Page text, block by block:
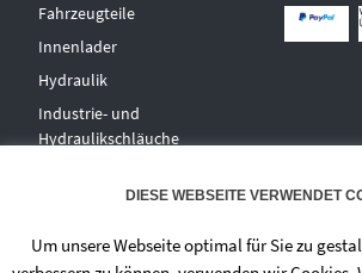
Fahrzeugteile
Innenlader
Hydraulik
Industrie- und
Hydraulikschläuche
Zentralschmierungen
Hochdruckwaschgeräte und
DIESE WEBSEITE VERWENDET
Um unsere Webseite optimal für Sie zu